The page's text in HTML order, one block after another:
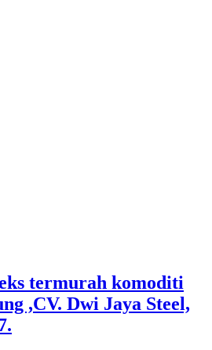
termurah komoditi
,CV. Dwi Jaya Steel,